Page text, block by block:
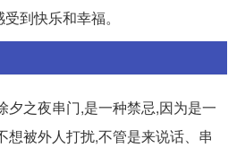
到快乐和幸福。
夕之夜串门,是一种禁忌,因为是一
想被外人打扰,不管是来说话、串